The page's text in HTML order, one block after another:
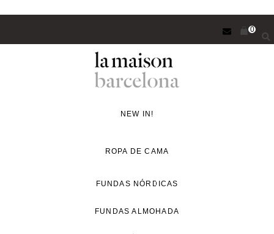
0
NEW IN!
ROPA DE CAMA
FUNDAS NÓRDICAS
FUNDAS ALMOHADA